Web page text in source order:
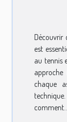
Découvrir
est
au tennis
chaque
comment...